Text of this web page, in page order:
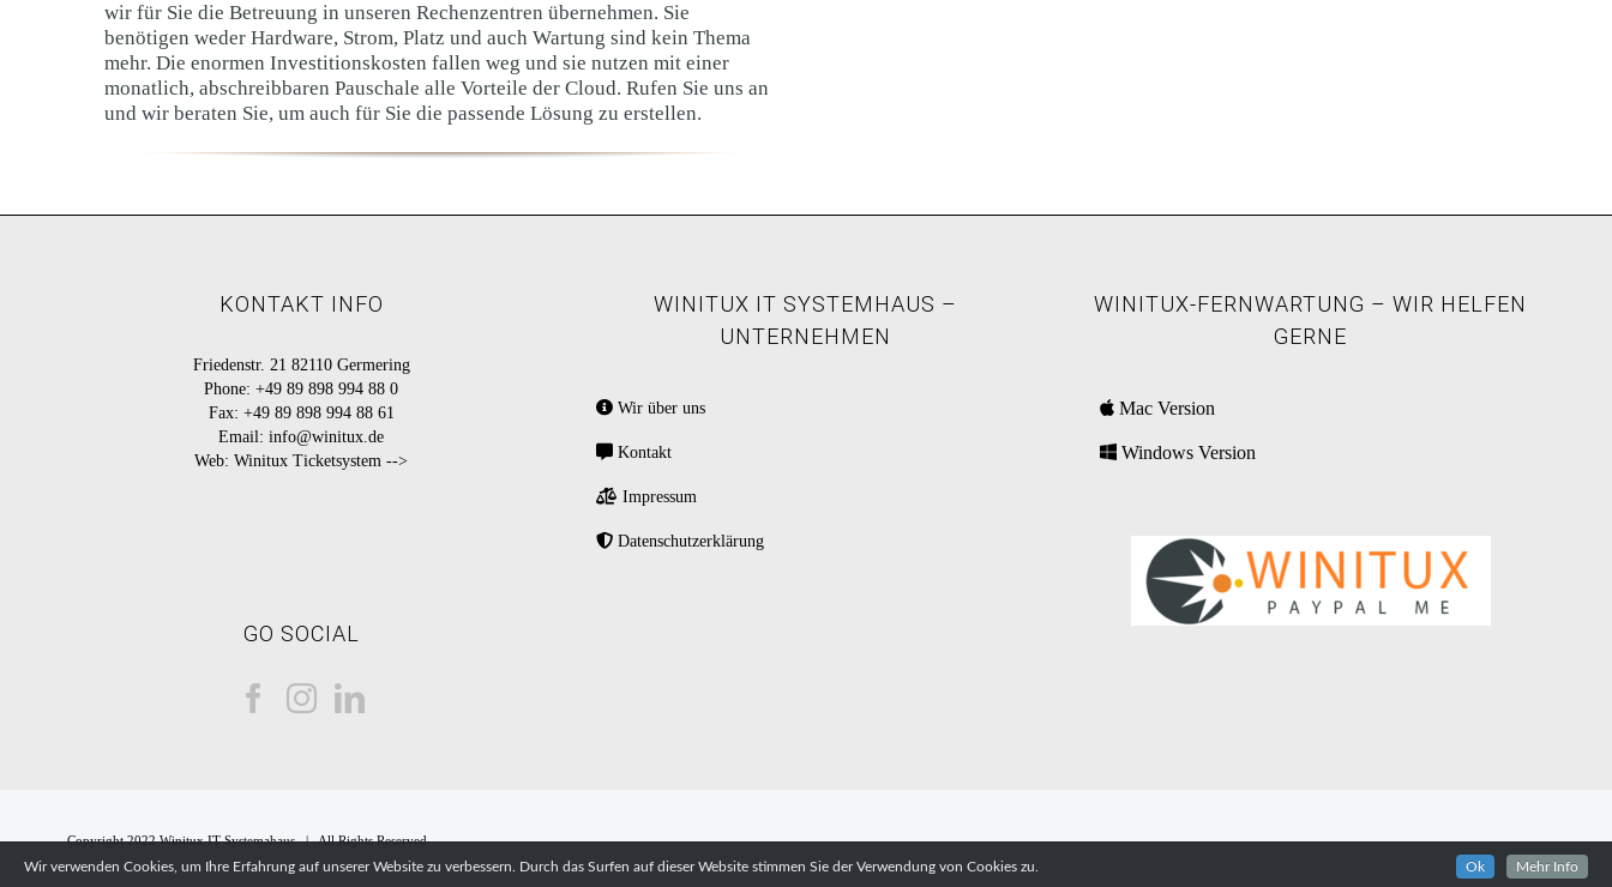
wir für Sie die Betreuung in unseren Rechenzentren übernehmen. Sie
benötigen weder Hardware, Strom, Platz und auch Wartung sind kein Thema
mehr. Die enormen Investitionskosten fallen weg und sie nutzen mit einer
monatlich, abschreibbaren Pauschale alle Vorteile der Cloud. Rufen Sie uns an
und wir beraten Sie, um auch für Sie die passende Lösung zu erstellen.
KONTAKT INFO
Friedenstr. 21 82110 Germering
Phone:+49 89 898 994 88 0
Fax: +49 89 898 994 88 61
Email:info@winitux.de
Web:Winitux Ticketsystem -->
GO SOCIAL
WINITUX IT SYSTEMHAUS –
UNTERNEHMEN
Wir über uns
Kontakt
Impressum
Datenschutzerklärung
WINITUX-FERNWARTUNG – WIR HELFEN
GERNE
Mac Version
Windows Version
Copyright 2022 Winitux IT-Systemahaus | All Rights Reserved
Wir verwenden Cookies, um Ihre Erfahrung auf unserer Website zu verbessern. Durch das Surfen auf dieser Website stimmen Sie der Verwendung von Cookies zu.
Ok Mehr Info